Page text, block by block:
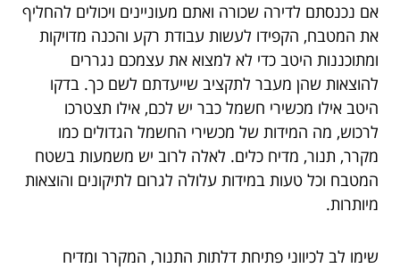
אם נכנסתם לדירה שכורה ואתם מעוניינים ויכולים להחליף
את המטבח, הקפידו לעשות עבודת רקע והכנה מדויקות
ומתוכננות היטב כדי לא למצוא את עצמכם נגררים
להוצאות שהן מעבר לתקציב שייעדתם לשם כך. בדקו
היטב אילו מכשירי חשמל כבר יש לכם, אילו תצטרכו
לרכוש, מה המידות של מכשירי החשמל הגדולים כמו
מקרר, תנור, מדיח כלים. לאלה לרוב יש משמעות בשטח
המטבח וכל טעות במידות עלולה לגרום לתיקונים והוצאות
מיותרות.
שימו לב לכיווני פתיחת דלתות התנור, המקרר ומדיח